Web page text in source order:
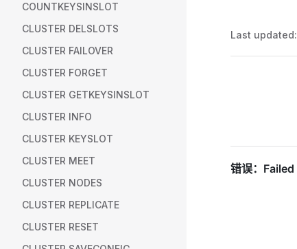
COUNTKEYSINSLOT
CLUSTER DELSLOTS
CLUSTER FAILOVER
CLUSTER FORGET
CLUSTER GETKEYSINSLOT
CLUSTER INFO
CLUSTER KEYSLOT
CLUSTER MEET
CLUSTER NODES
CLUSTER REPLICATE
CLUSTER RESET
Last updated: